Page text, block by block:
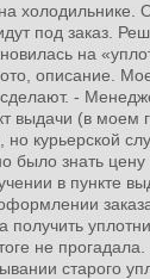
холодильнике.
под заказ.
на
описание.
-
выдачи (в
курьерской
знать
в пункте
не
старого